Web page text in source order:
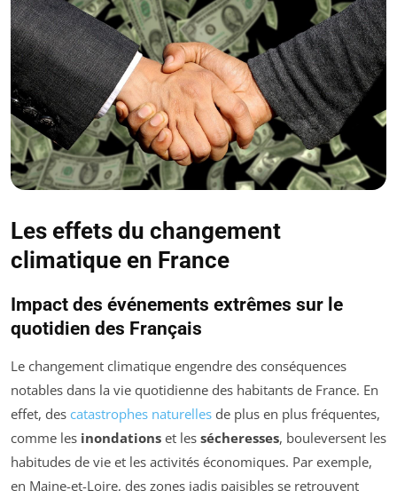
Les effets du changement
climatique en France
Impact des événements extrêmes sur le
quotidien des Français
Le changement climatique engendre des conséquences
notables dans la vie quotidienne des habitants de France. En
effet, des catastrophes naturelles de plus en plus fréquentes,
comme les inondations et les sécheresses, bouleversent les
habitudes de vie et les activités économiques. Par exemple,
en Maine-et-Loire, des zones jadis paisibles se retrouvent